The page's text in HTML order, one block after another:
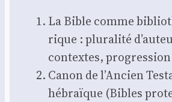
La Bible comme
rique : plu­ra­li­té
contextes, pro­gres­sion
Canon de l’Ancien
hébraïque (Bibles